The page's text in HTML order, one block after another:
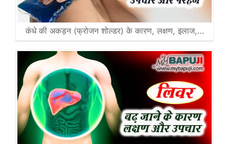
कंधे की अकड़न (फ्रोजन शोल्डर) के कारण, लक्षण, इलाज,…